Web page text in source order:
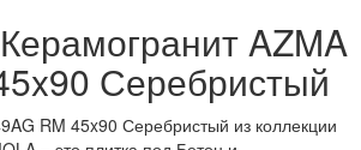
AZMA
Серебристый
RM 45x90 Серебристый из коллекции